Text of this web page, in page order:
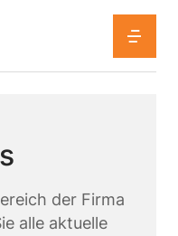
der Firma
alle aktuelle